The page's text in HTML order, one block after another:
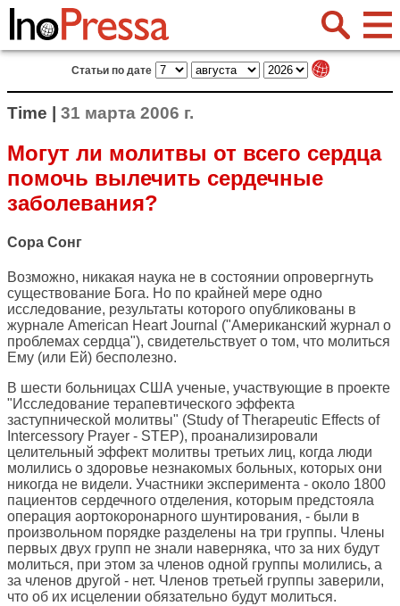
Статьи по дате
Time | 31 марта 2006 г.
Могут ли молитвы от всего сердца
помочь вылечить сердечные
заболевания?
Сора Сонг
Возможно, никакая наука не в состоянии опровергнуть
существование Бога. Но по крайней мере одно
исследование, результаты которого опубликованы в
журнале American Heart Journal ("Американский журнал о
проблемах сердца"), свидетельствует о том, что молиться
Ему (или Ей) бесполезно.
В шести больницах США ученые, участвующие в проекте
"Исследование терапевтического эффекта
заступнической молитвы" (Study of Therapeutic Effects of
Intercessory Prayer - STEP), проанализировали
целительный эффект молитвы третьих лиц, когда люди
молились о здоровье незнакомых больных, которых они
никогда не видели. Участники эксперимента - около 1800
пациентов сердечного отделения, которым предстояла
операция аортокоронарного шунтирования, - были в
произвольном порядке разделены на три группы. Члены
первых двух групп не знали наверняка, что за них будут
молиться, при этом за членов одной группы молились, а
за членов другой - нет. Членов третьей группы заверили,
что об их исцелении обязательно будут молиться.